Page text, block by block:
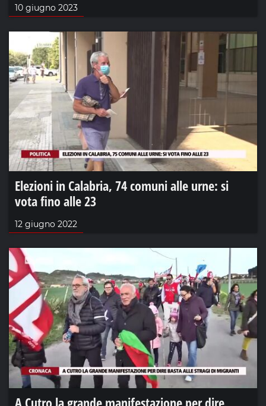
10 giugno 2023
Elezioni in Calabria, 74 comuni alle urne: si
vota fino alle 23
12 giugno 2022
A Cutro la grande manifestazione per dire